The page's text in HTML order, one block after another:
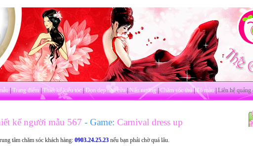
|Trang điểm|Thiết kế kiểu tóc|Dọn dẹp nhà cửa|Nấu nướng|Chăm sóc thú|Tô màu|Liên hệ quảng
kế người mẫu 567 - Game: Carnival dress up
tâm chăm sóc khách hàng: 0903.24.25.23nếu bạn phải chờ quá lâu.